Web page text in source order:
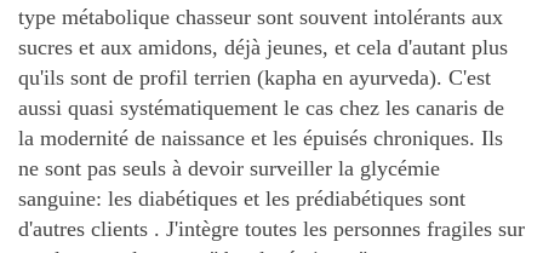
type métabolique chasseur sont souvent intolérants aux
sucres et aux amidons, déjà jeunes, et cela d'autant plus
qu'ils sont de profil terrien (kapha en ayurveda). C'est
aussi quasi systématiquement le cas chez les canaris de
la modernité de naissance et les épuisés chroniques. Ils
ne sont pas seuls à devoir surveiller la glycémie
sanguine: les diabétiques et les prédiabétiques sont
d'autres clients . J'intègre toutes les personnes fragiles sur